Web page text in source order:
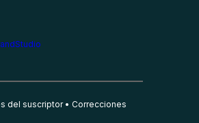
del suscriptor Correcciones